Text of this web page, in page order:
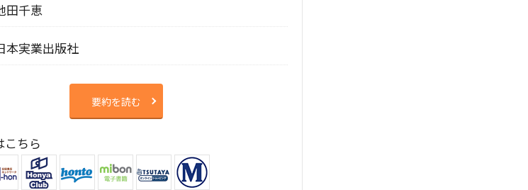
田千恵
本実業出版社
要約を読む
こちら